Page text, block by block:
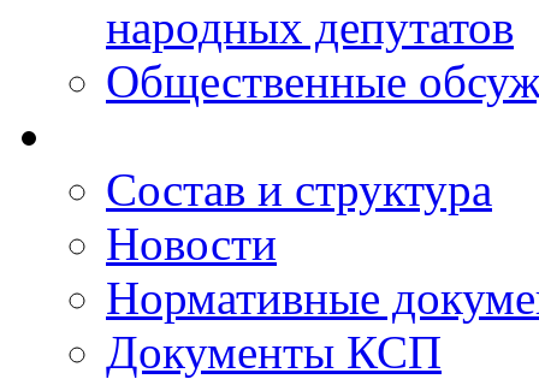
народных депутатов
Общественные
Состав и структура
Новости
Нормативные
Документы КСП